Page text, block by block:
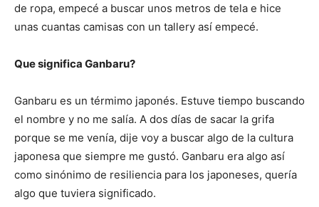
de ropa, empecé a buscar unos metros de tela e hice
unas cuantas camisas con un tallery así empecé.
Que significa Ganbaru?
Ganbaru es un térmimo japonés. Estuve tiempo buscando
el nombre y no me salía. A dos días de sacar la grifa
porque se me venía, dije voy a buscar algo de la cultura
japonesa que siempre me gustó. Ganbaru era algo así
como sinónimo de resiliencia para los japoneses, quería
algo que tuviera significado.